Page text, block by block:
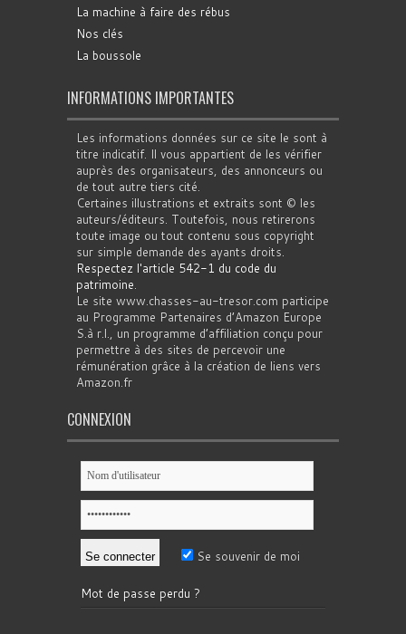
La machine à faire des rébus
Nos clés
La boussole
INFORMATIONS IMPORTANTES
Les informations données sur ce site le sont à
titre indicatif. Il vous appartient de les vérifier
auprès des organisateurs, des annonceurs ou
de tout autre tiers cité.
Certaines illustrations et extraits sont © les
auteurs/éditeurs. Toutefois, nous retirerons
toute image ou tout contenu sous copyright
sur simple demande des ayants droits.
Respectez l'article 542-1 du code du
patrimoine.
Le site www.chasses-au-tresor.com participe
au Programme Partenaires d’Amazon Europe
S.à r.l., un programme d’affiliation conçu pour
permettre à des sites de percevoir une
rémunération grâce à la création de liens vers
Amazon.fr
CONNEXION
Se souvenir de moi
Mot de passe perdu ?